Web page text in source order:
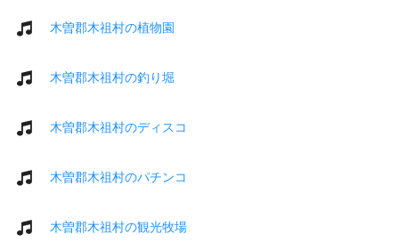
木曽郡木祖村の植物園
木曽郡木祖村の釣り堀
木曽郡木祖村のディスコ
木曽郡木祖村のパチンコ
木曽郡木祖村の観光牧場